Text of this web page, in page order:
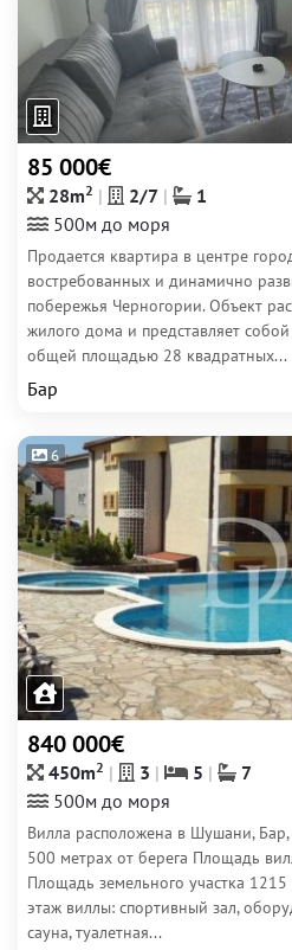
85 000€
28m2 2/7
1
500м до моря
Продается квартира в центре
востребованных и динамично
побережья Черногории. Объект
жилого дома и представляет
общей площадью 28 квадратных...
Бар
6
840 000€
450m2 3 5
7
500м до моря
Вилла расположена в Шушани,
500 метрах от берега Площадь
Площадь земельного участка
этаж виллы: спортивный зал,
сауна, туалетная...